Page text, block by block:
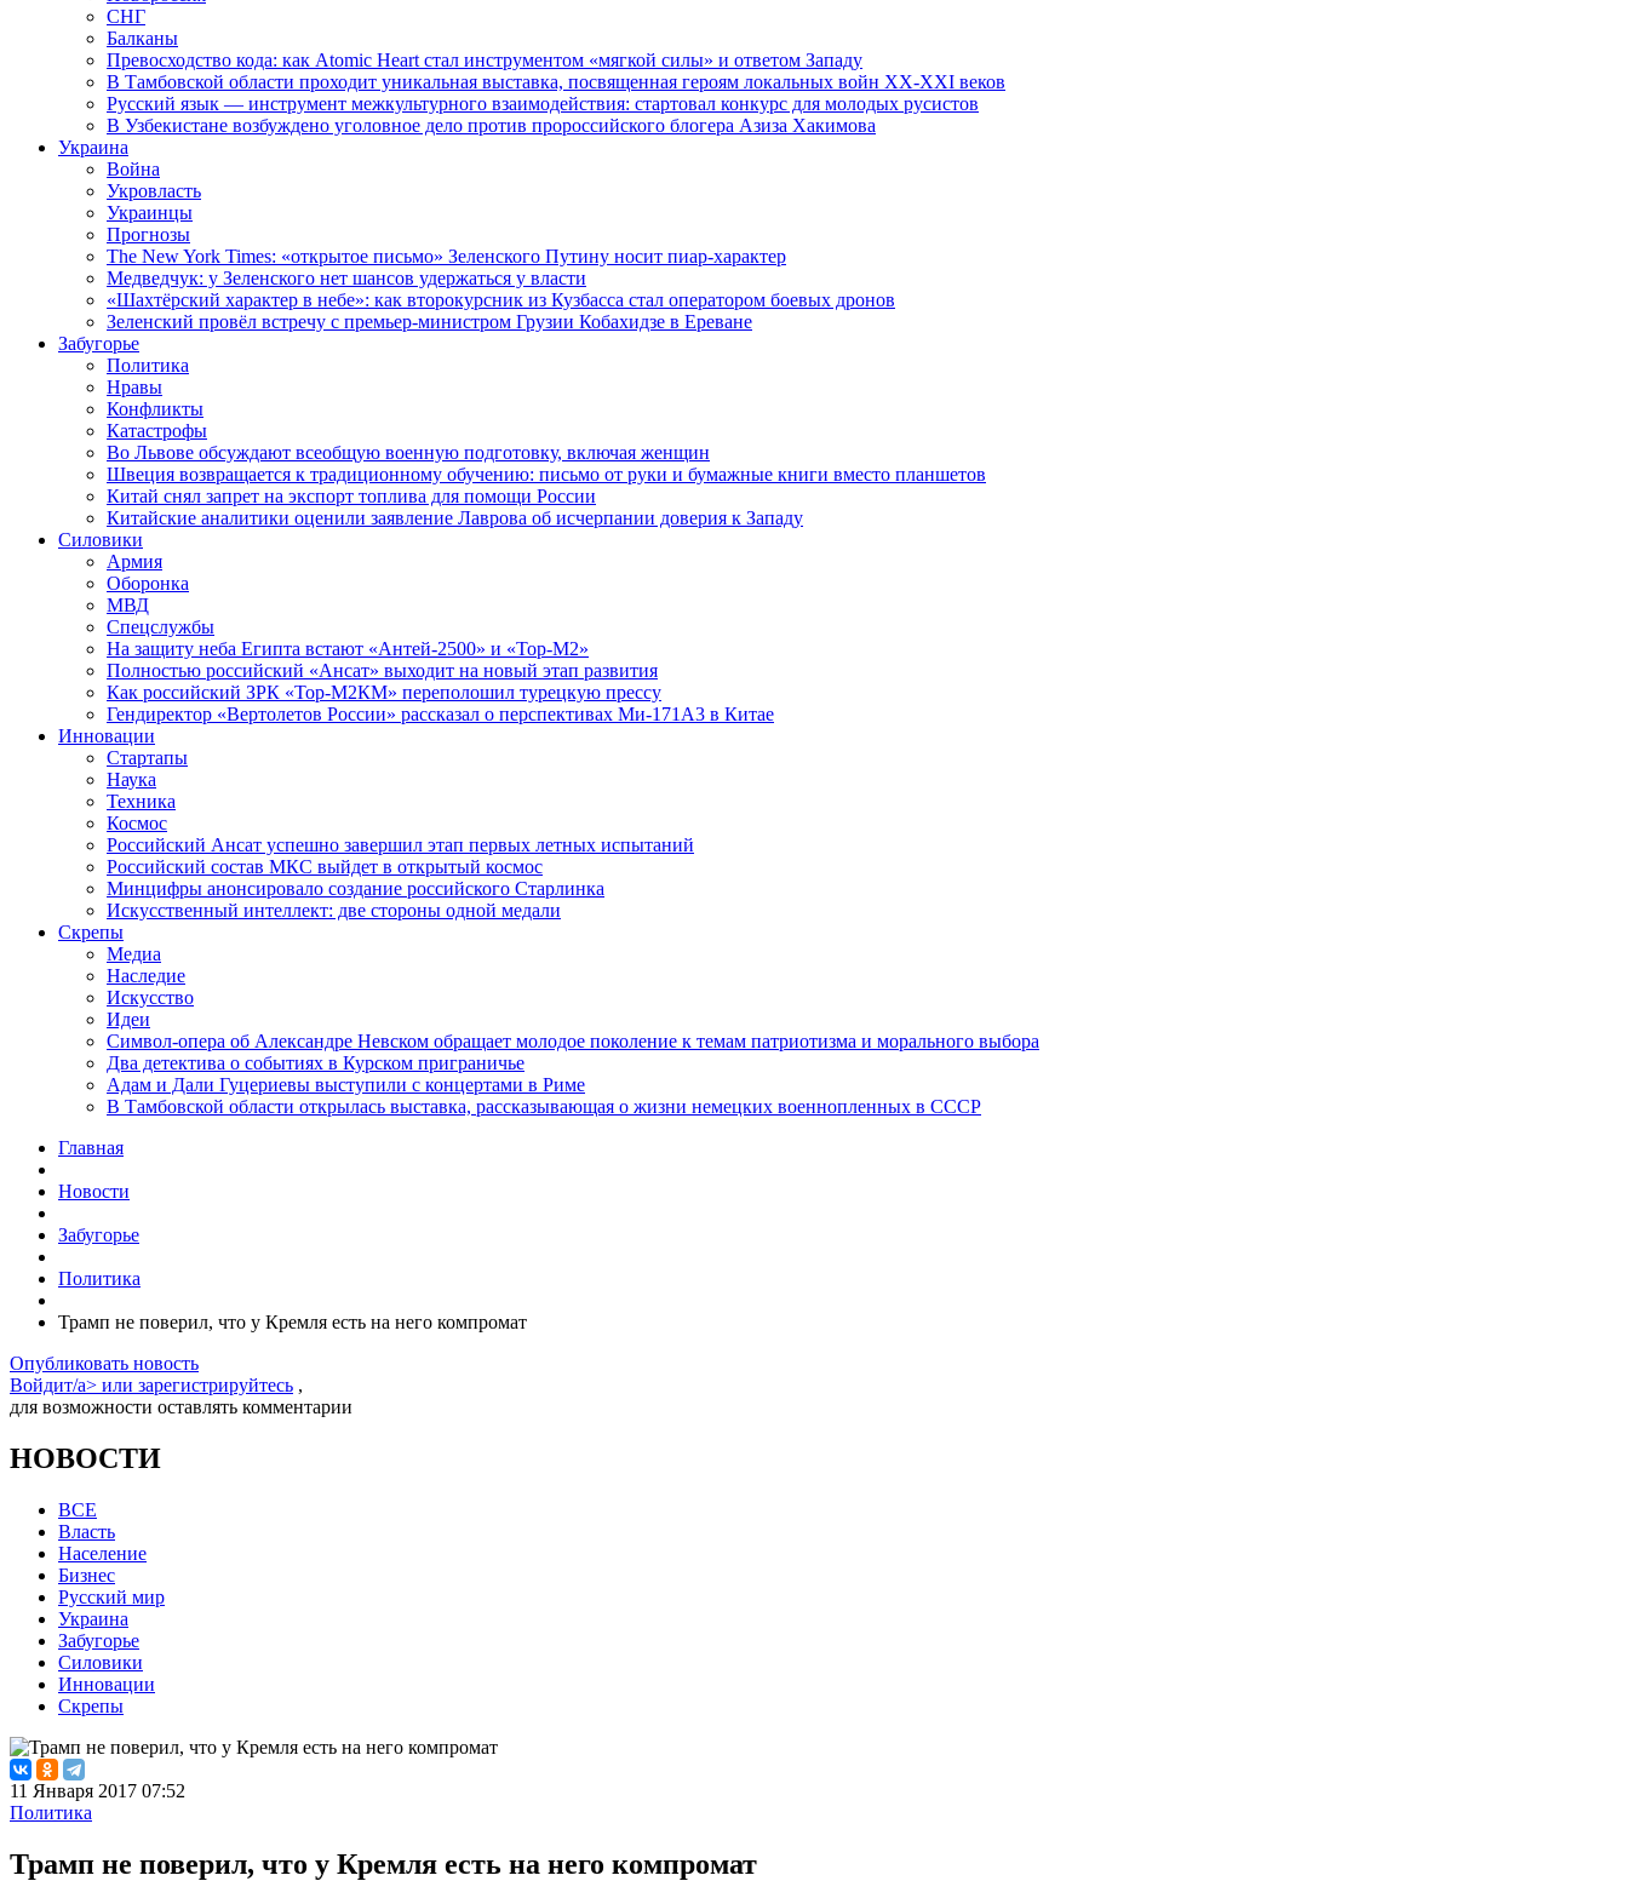
СНГ
Балканы
Превосходство кода: как Atomic Heart стал инструментом «мягкой силы» и ответом Западу
В Тамбовской области проходит уникальная выставка, посвященная героям локальных войн XX-XXI веков
Русский язык — инструмент межкультурного взаимодействия: стартовал конкурс для молодых русистов
В Узбекистане возбуждено уголовное дело против пророссийского блогера Азиза Хакимова
Украина
Война
Укровласть
Украинцы
Прогнозы
The New York Times: «открытое письмо» Зеленского Путину носит пиар-характер
Медведчук: у Зеленского нет шансов удержаться у власти
«Шахтёрский характер в небе»: как второкурсник из Кузбасса стал оператором боевых дронов
Зеленский провёл встречу с премьер-министром Грузии Кобахидзе в Ереване
Забугорье
Политика
Нравы
Конфликты
Катастрофы
Во Львове обсуждают всеобщую военную подготовку, включая женщин
Швеция возвращается к традиционному обучению: письмо от руки и бумажные книги вместо планшетов
Китай снял запрет на экспорт топлива для помощи России
Китайские аналитики оценили заявление Лаврова об исчерпании доверия к Западу
Силовики
Армия
Оборонка
МВД
Спецслужбы
На защиту неба Египта встают «Антей-2500» и «Тор-М2»
Полностью российский «Ансат» выходит на новый этап развития
Как российский ЗРК «Тор-М2КМ» переполошил турецкую прессу
Гендиректор «Вертолетов России» рассказал о перспективах Ми-171А3 в Китае
Инновации
Стартапы
Наука
Техника
Космос
Российский Ансат успешно завершил этап первых летных испытаний
Российский состав МКС выйдет в открытый космос
Минцифры анонсировало создание российского Старлинка
Искусственный интеллект: две стороны одной медали
Скрепы
Медиа
Наследие
Искусство
Идеи
Символ-опера об Александре Невском обращает молодое поколение к темам патриотизма и морального выбора
Два детектива о событиях в Курском приграничье
Адам и Дали Гуцериевы выступили с концертами в Риме
В Тамбовской области открылась выставка, рассказывающая о жизни немецких военнопленных в СССР
Главная
Новости
Забугорье
Политика
Трамп не поверил, что у Кремля есть на него компромат
Опубликовать новость
Войдит/a> или зарегистрируйтесь ,
для возможности оставлять комментарии
НОВОСТИ
ВСЕ
Власть
Население
Бизнес
Русский мир
Украина
Забугорье
Силовики
Инновации
Скрепы
11 Января 2017 07:52
Политика
Трамп не поверил, что у Кремля есть на него компромат